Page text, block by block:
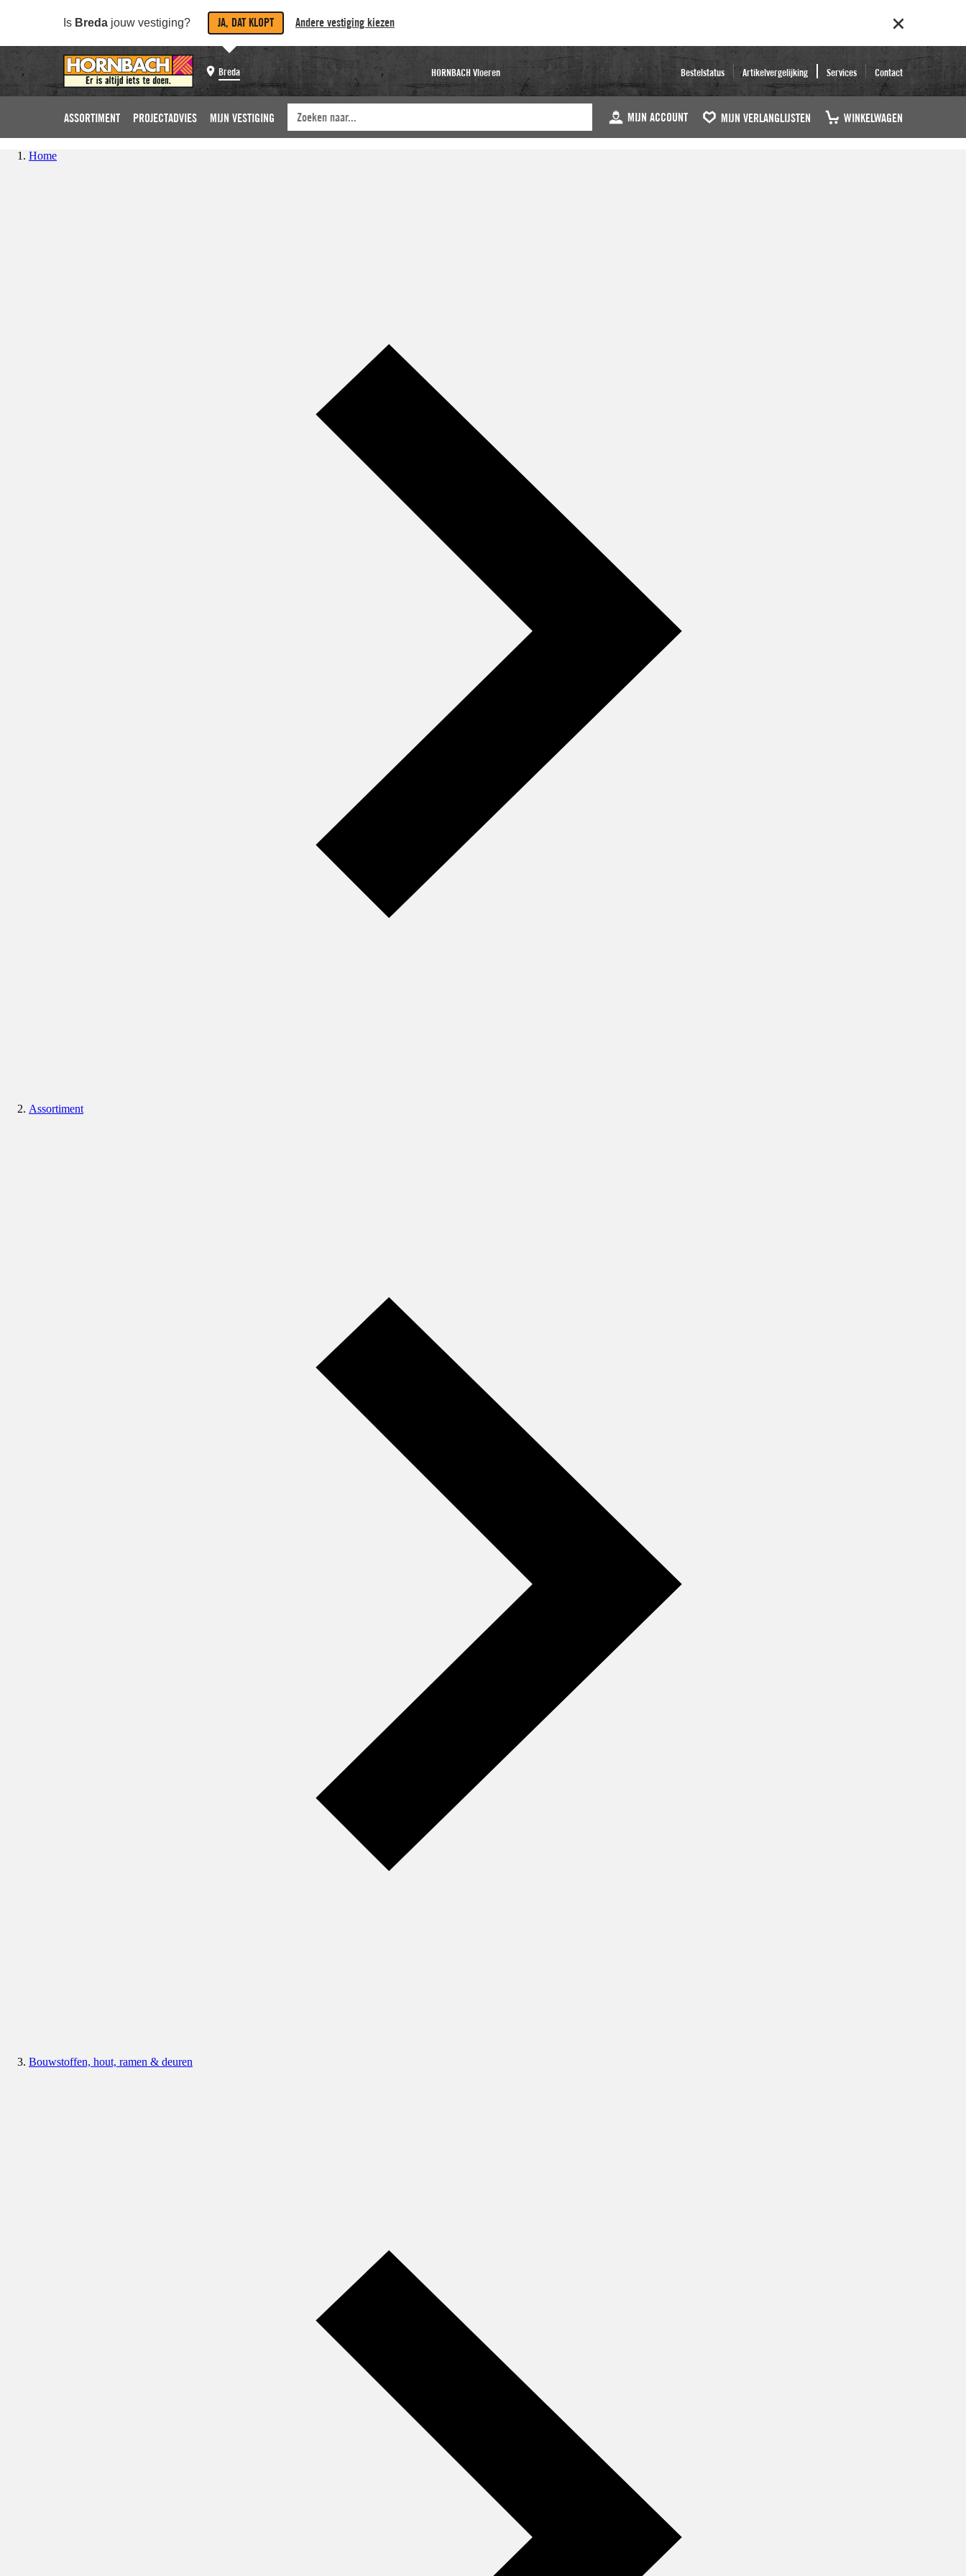
Is Breda jouw vestiging? JA, DAT KLOPT Andere vestiging kiezen
Breda HORNBACH Vloeren Bestelstatus Artikelvergelijking Services Contact
ASSORTIMENT PROJECTADVIES MIJN VESTIGING MIJN ACCOUNT MIJN VERLANGLIJSTEN WINKELWAGEN
Home
Assortiment
Bouwstoffen, hout, ramen & deuren